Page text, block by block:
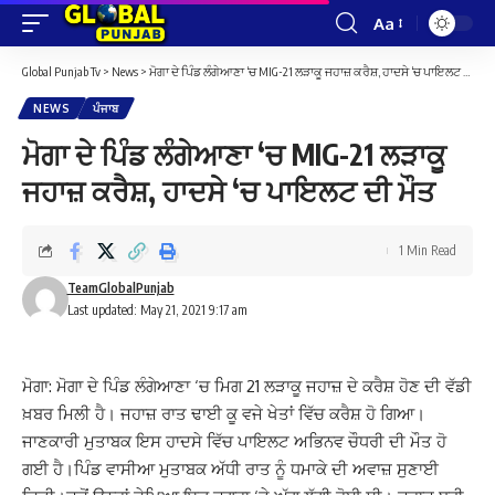
Font
Resizer
Aa
Global Punjab Tv > News > ਮੋਗਾ ਦੇ ਪਿੰਡ ਲੰਗੇਆਣਾ ‘ਚ MIG-21 ਲੜਾਕੂ ਜਹਾਜ਼ ਕਰੈਸ਼, ਹਾਦਸੇ ‘ਚ ਪਾਇਲਟ ਦੀ ਮੌਤ
NEWS ਪੰਜਾਬ
ਮੋਗਾ ਦੇ ਪਿੰਡ ਲੰਗੇਆਣਾ ‘ਚ MIG-21 ਲੜਾਕੂ
ਜਹਾਜ਼ ਕਰੈਸ਼, ਹਾਦਸੇ ‘ਚ ਪਾਇਲਟ ਦੀ ਮੌਤ
Last updated: May 21, 2021 9:17 am
TeamGlobalPunjab
1 Min Read
ਮੋਗਾ: ਮੋਗਾ ਦੇ ਪਿੰਡ ਲੰਗੇਆਣਾ ‘ਚ ਮਿਗ 21 ਲੜਾਕੂ ਜਹਾਜ਼ ਦੇ ਕਰੈਸ਼ ਹੋਣ ਦੀ ਵੱਡੀ
ਖ਼ਬਰ ਮਿਲੀ ਹੈ। ਜਹਾਜ਼ ਰਾਤ ਢਾਈ ਕੂ ਵਜੇ ਖੇਤਾਂ ਵਿੱਚ ਕਰੈਸ਼ ਹੋ ਗਿਆ।
ਜਾਣਕਾਰੀ ਮੁਤਾਬਕ ਇਸ ਹਾਦਸੇ ਵਿੱਚ ਪਾਇਲਟ ਅਭਿਨਵ ਚੌਧਰੀ ਦੀ ਮੌਤ ਹੋ
ਗਈ ਹੈ।ਪਿੰਡ ਵਾਸੀਆ ਮੁਤਾਬਕ ਅੱਧੀ ਰਾਤ ਨੂੰ ਧਮਾਕੇ ਦੀ ਅਵਾਜ਼ ਸੁਣਾਈ